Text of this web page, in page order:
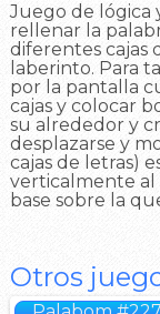
Juego de lógica
rellenar la
diferentes cajas
laberinto. Para
por la pantalla
cajas y colocar
su alrededor y
desplazarse y
cajas de letras)
verticalmente al
base sobre la
Otros